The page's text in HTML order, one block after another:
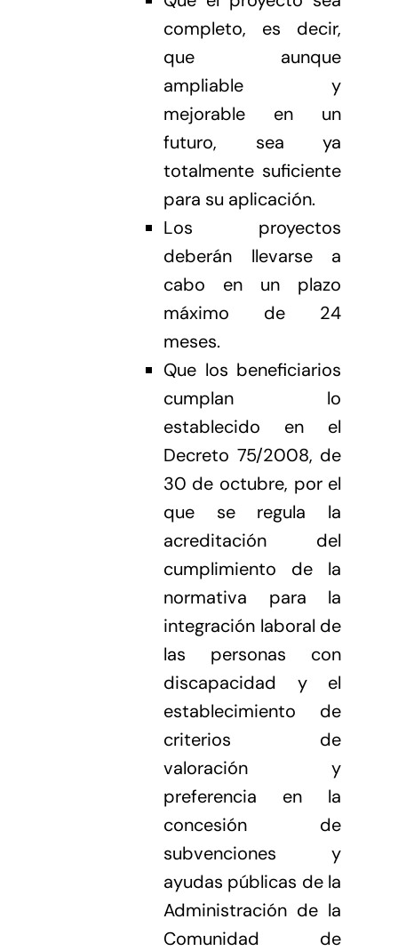
completo, es decir,
que aunque
ampliable y
mejorable en un
futuro, sea ya
totalmente suficiente
para su aplicación.
Los proyectos
deberán llevarse a
cabo en un plazo
máximo de 24
meses.
Que los beneficiarios
cumplan lo
establecido en el
Decreto 75/2008, de
30 de octubre, por el
que se regula la
acreditación del
cumplimiento de la
normativa para la
integración laboral de
las personas con
discapacidad y el
establecimiento de
criterios de
valoración y
preferencia en la
concesión de
subvenciones y
ayudas públicas de la
Administración de la
Comunidad de